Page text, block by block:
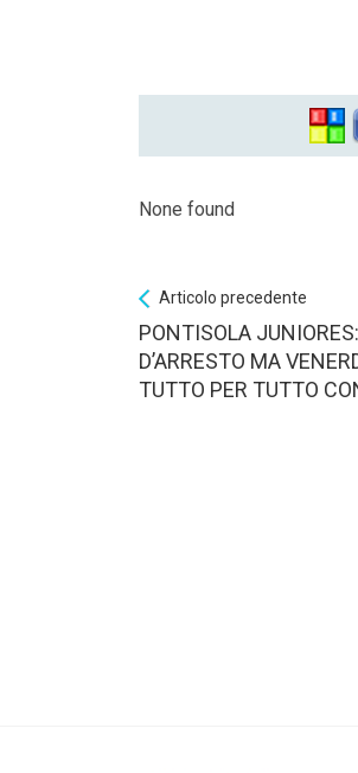
None found
Articolo precedente
PONTISOLA
D’ARRESTO MA
TUTTO PER TUTTO